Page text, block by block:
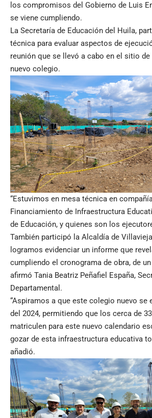
los compromisos del Gobierno de Luis
se viene cumpliendo.
La Secretaría de Educación del Huila,
técnica para evaluar aspectos de
reunión que se llevó a cabo en el sitio
nuevo colegio.
“Estuvimos en mesa técnica en
Financiamiento de Infraestructura
de Educación, y quienes son los
También participó la Alcaldía de
logramos evidenciar un informe que
cumpliendo el cronograma de obra, de un
afirmó Tania Beatriz Peñafiel España,
Departamental.
“Aspiramos a que este colegio nuevo se
del 2024, permitiendo que los cerca de
matriculen para este nuevo calendario
gozar de esta infraestructura educativa
añadió.